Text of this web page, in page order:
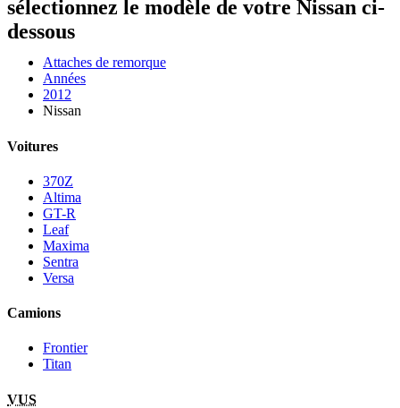
sélectionnez le modèle de votre Nissan ci-
dessous
Attaches de remorque
Années
2012
Nissan
Voitures
370Z
Altima
GT-R
Leaf
Maxima
Sentra
Versa
Camions
Frontier
Titan
VUS